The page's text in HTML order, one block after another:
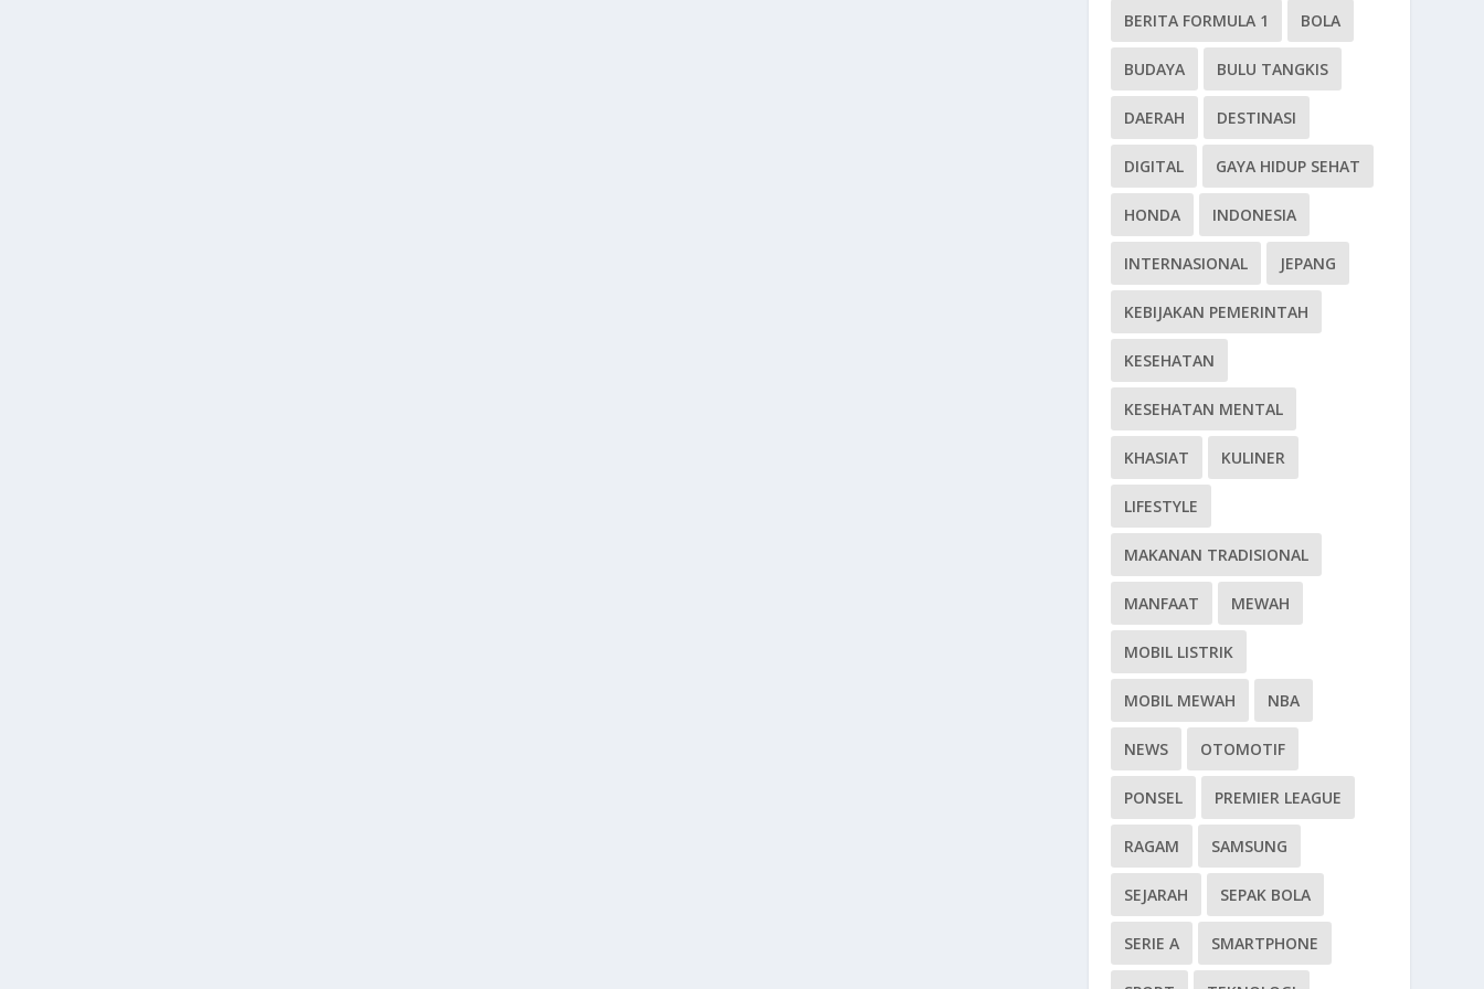
BERITA FORMULA 1 BOLA
BUDAYA BULU TANGKIS
DAERAH DESTINASI
DIGITAL GAYA HIDUP SEHAT
HONDA INDONESIA
INTERNASIONAL JEPANG
KEBIJAKAN PEMERINTAH
KESEHATAN
KESEHATAN MENTAL
KHASIAT KULINER
LIFESTYLE
MAKANAN TRADISIONAL
MANFAAT MEWAH
MOBIL LISTRIK
MOBIL MEWAH NBA
NEWS OTOMOTIF
PONSEL PREMIER LEAGUE
RAGAM SAMSUNG
SEJARAH SEPAK BOLA
SERIE A SMARTPHONE